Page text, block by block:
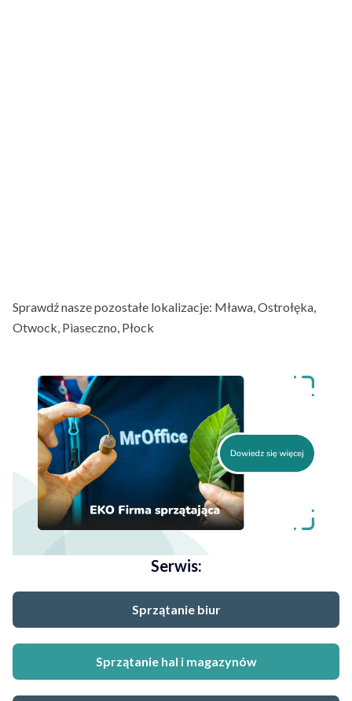
Sprawdź nasze pozostałe lokalizacje: Mława,Ostrołęka,
Otwock, Piaseczno, Płock
Serwis:
Sprzątanie biur
Sprzątanie hal i magazynów